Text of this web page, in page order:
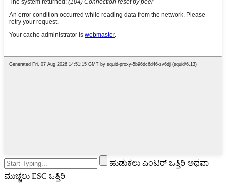
ಹುಡುಕಲು ಎಂಟರ್ ಒತ್ತಿರಿ ಅಥವಾ
ಮುಚ್ಚಲು ESC ಒತ್ತಿರಿ